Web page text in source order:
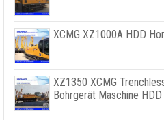
XCMG XZ1000A HDD
XZ1350 XCMG
Bohrgerät Maschine